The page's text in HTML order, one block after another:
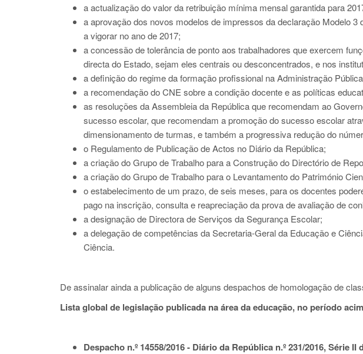
a actualização do valor da retribuição mínima mensal garantida para
a aprovação dos novos modelos de impressos da declaração Modelo
a vigorar no ano de 2017;
a concessão de tolerância de ponto aos trabalhadores que exercem
directa do Estado, sejam eles centrais ou desconcentrados, e nos
a definição do regime da formação profissional na Administração
a recomendação do CNE sobre a condição docente e as políticas
as resoluções da Assembleia da República que recomendam ao
sucesso escolar, que recomendam a promoção do sucesso escolar
dimensionamento de turmas, e também a progressiva redução do
o Regulamento de Publicação de Actos no Diário da República;
a criação do Grupo de Trabalho para a Construção do Directório de
a criação do Grupo de Trabalho para o Levantamento do Património
o estabelecimento de um prazo, de seis meses, para os docentes
pago na inscrição, consulta e reapreciação da prova de avaliação de
a designação de Directora de Serviços da Segurança Escolar;
a delegação de competências da Secretaria-Geral da Educação e
Ciência.
De assinalar ainda a publicação de alguns despachos de homologação de
Lista global de legislação publicada na área da educação, no período
Despacho n.º 14558/2016 - Diário da República n.º 231/2016, Série II